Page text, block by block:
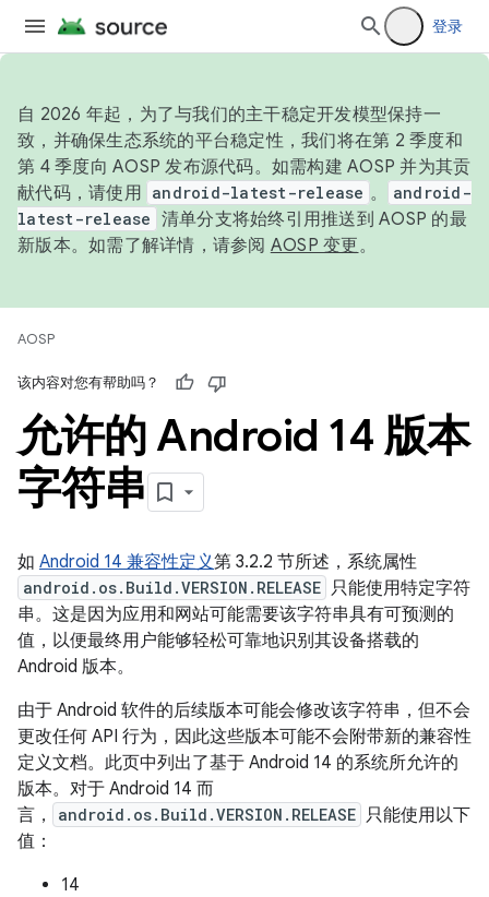
登录
自 2026 年起，为了与我们的主干稳定开发模型保持一
致，并确保生态系统的平台稳定性，我们将在第 2 季度和
第 4 季度向 AOSP 发布源代码。如需构建 AOSP 并为其贡
献代码，请使用 android-latest-release 。
android-
latest-release 清单分支将始终引用推送到 AOSP 的最
新版本。如需了解详情，请参阅 AOSP 变更。
AOSP
该内容对您有帮助吗？
允许的 Android 14 版本
字符串
如 Android 14 兼容性定义第 3.2.2 节所述，系统属性
android.os.Build.VERSION.RELEASE 只能使用特定字符
串。这是因为应用和网站可能需要该字符串具有可预测的
值，以便最终用户能够轻松可靠地识别其设备搭载的
Android 版本。
由于 Android 软件的后续版本可能会修改该字符串，但不会
更改任何 API 行为，因此这些版本可能不会附带新的兼容性
定义文档。此页中列出了基于 Android 14 的系统所允许的
版本。对于 Android 14 而
言，
android.os.Build.VERSION.RELEASE 只能使用以下
值：
14